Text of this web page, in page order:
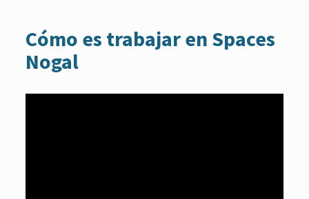
Cómo es trabajar en Spaces
Nogal